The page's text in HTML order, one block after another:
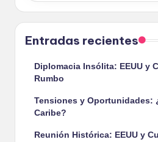
Entradas recientes
Diplomacia Insólita: EEUU y
Rumbo
Tensiones y Oportunidades:
Caribe?
Reunión Histórica: EEUU y